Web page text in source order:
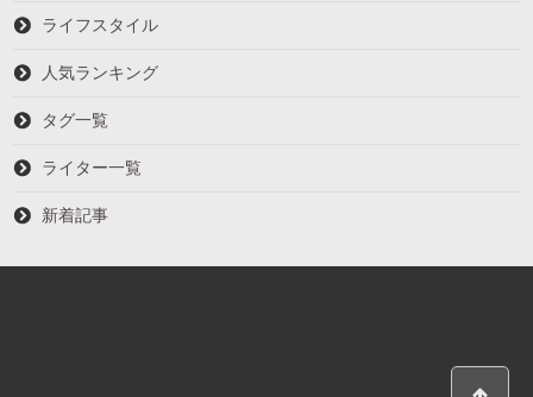
ライフスタイル
人気ランキング
タグ一覧
ライター一覧
新着記事